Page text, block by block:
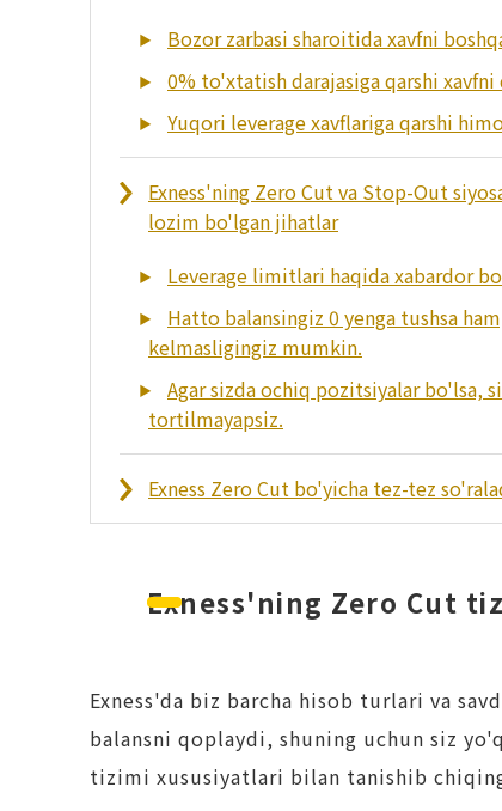
Bozor zarbasi sharoitida xavfni
0% to'xtatish darajasiga qarshi xavfni
Yuqori leverage xavflariga qarshi
Exness'ning Zero Cut va Stop-Out
lozim bo'lgan jihatlar
Leverage limitlari haqida xabardor
Hatto balansingiz 0 yenga tushsa
kelmasligingiz mumkin.
Agar sizda ochiq pozitsiyalar bo'lsa,
tortilmayapsiz.
Exness Zero Cut bo'yicha tez-tez
Exness'ning Zero Cut
Exness'da biz barcha hisob turlari va
balansni qoplaydi, shuning uchun siz
tizimi xususiyatlari bilan tanishib